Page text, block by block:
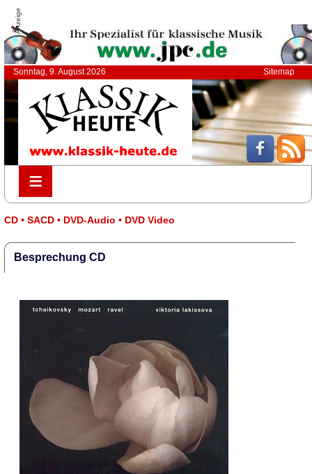
Anzeige
Sonntag, 9. August 2026 Sitemap
≡
≡
CD • SACD • DVD-Audio • DVD Video
Besprechung CD